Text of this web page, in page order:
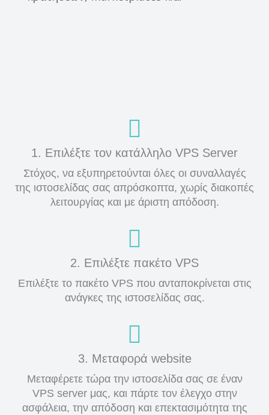
1. Επιλέξτε τον κατάλληλο VPS Server
Στόχος, να εξυπηρετούνται όλες οι συναλλαγές
της ιστοσελίδας σας απρόσκοπτα, χωρίς διακοπές
λειτουργίας και με άριστη απόδοση.
2. Επιλέξτε πακέτο VPS
Επιλέξτε το πακέτο VPS που ανταποκρίνεται στις
ανάγκες της ιστοσελίδας σας.
3. Μεταφορά website
Μεταφέρετε τώρα την ιστοσελίδα σας σε έναν
VPS server μας, και πάρτε τον έλεγχο στην
ασφάλεια, την απόδοση και επεκτασιμότητα της